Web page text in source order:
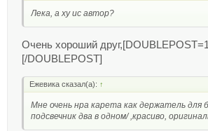
Лека, а ху ис автор?
Очень хороший
[/DOUBLEPOST]
Ежевика сказал(а): ↑
Мне очень нра карета как держатель для
подсвечник два в одном/ ,красиво,